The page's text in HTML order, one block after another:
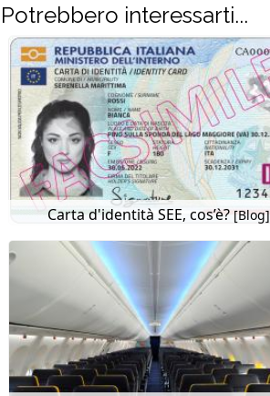
Potrebbero interessarti...
Carta d'identità SEE, cos’è? [Blog]